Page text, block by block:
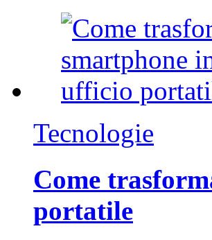
Tecnologie
Come
portatile